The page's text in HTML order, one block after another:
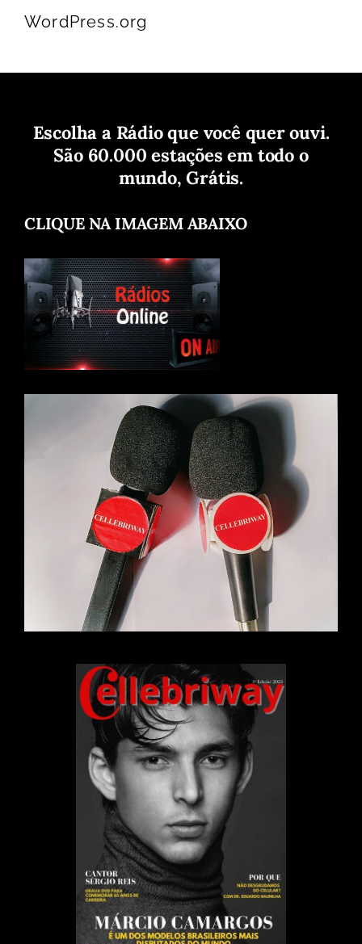
WordPress.org
Escolha a Rádio que você quer ouvi.
São 60.000 estações em todo o
mundo, Grátis.
CLIQUE NA IMAGEM ABAIXO